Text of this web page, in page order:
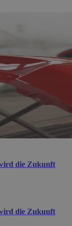
die Zukunft
die Zukunft